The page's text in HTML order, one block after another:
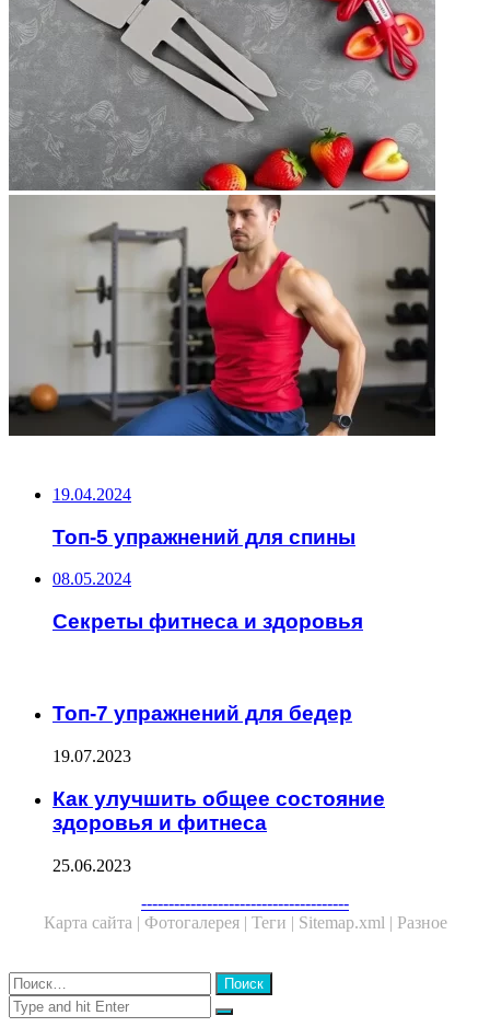
19.04.2024
Топ-5 упражнений для спины
08.05.2024
Секреты фитнеса и здоровья
Топ-7 упражнений для бедер
19.07.2023
Как улучшить общее состояние
здоровья и фитнеса
25.06.2023
--------------------------------------
Карта сайта | Фотогалерея | Теги | Sitemap.xml | Разное
Close
Найти:
Close
Search